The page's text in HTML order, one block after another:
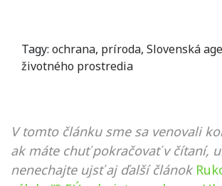
Tagy: ochrana, príroda, Slovenská
životného prostredia
V tomto článku sme sa venovali
ak máte chuť pokračovať v čítaní,
nenechajte ujsť aj ďalší článok